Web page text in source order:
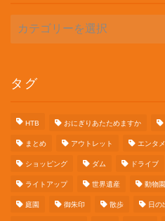
テ
ー
タグ
HTB おにぎりあたためますか
まとめ アウトレット エンタメ
ショッピング ダム ドライブ
ライトアップ 世界遺産 動物園
庭園 御朱印 散歩 日の